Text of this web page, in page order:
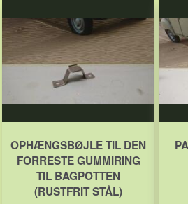
OPHÆNGSBØJLE TIL DEN
FORRESTE GUMMIRING
TIL BAGPOTTEN
(RUSTFRIT STÅL)